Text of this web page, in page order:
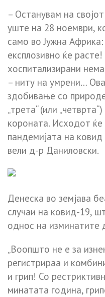
– Останувам на
уште на 28 ноември,
само во Јужна
експлозивно ќе
хоспитализирани
– ниту на умрени…
здобивање со
„трета“ (или
короната. Исходот
пандемијата на
вели д-р Даниловски.
Денеска во земјава
случаи на ковид-19,
однос на изминатите
„Воопшто не е за
регистрираа и
и грип! Со
минатата година,